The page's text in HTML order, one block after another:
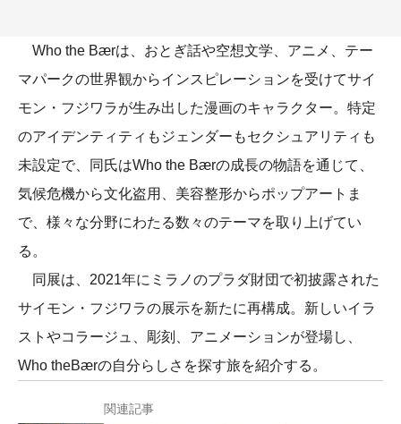
Who the Bærは、おとぎ話や空想文学、アニメ、テー
マパークの世界観からインスピレーションを受けてサイ
モン・フジワラが生み出した漫画のキャラクター。特定
のアイデンティティもジェンダーもセクシュアリティも
未設定で、同氏はWho the Bærの成長の物語を通じて、
気候危機から文化盗用、美容整形からポップアートま
で、様々な分野にわたる数々のテーマを取り上げてい
る。
同展は、2021年にミラノのプラダ財団で初披露された
サイモン・フジワラの展示を新たに再構成。新しいイラ
ストやコラージュ、彫刻、アニメーションが登場し、
Who theBærの自分らしさを探す旅を紹介する。
関連記事